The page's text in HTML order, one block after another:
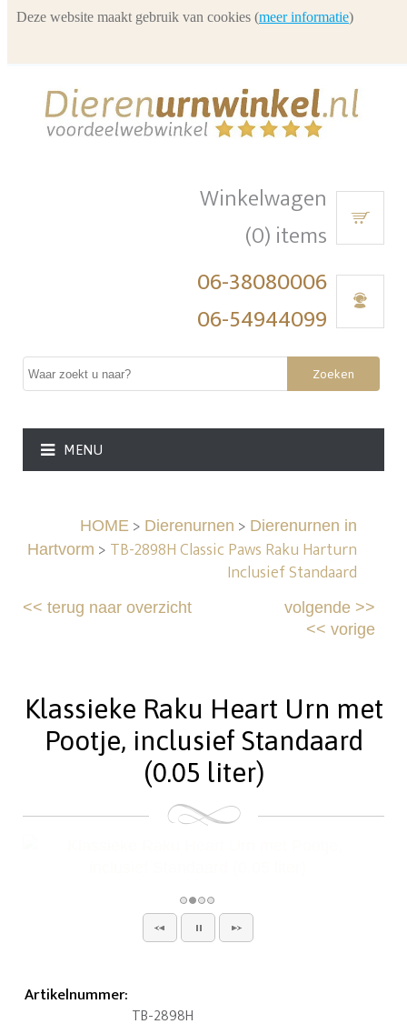
Winkelwagen
(0) items
06-38080006
06-54944099
Zoeken
MENU
HOME> Dierenurnen > Dierenurnen in
Hartvorm > TB-2898H Classic Paws Raku Harturn
Inclusief Standaard
<<terug naar overzicht volgende>>
<< vorige
Klassieke Raku Heart Urn met
Pootje, inclusief Standaard
(0.05 liter)
Artikelnummer:
TB-2898H
Deze website maakt gebruik van cookies (meer informatie)